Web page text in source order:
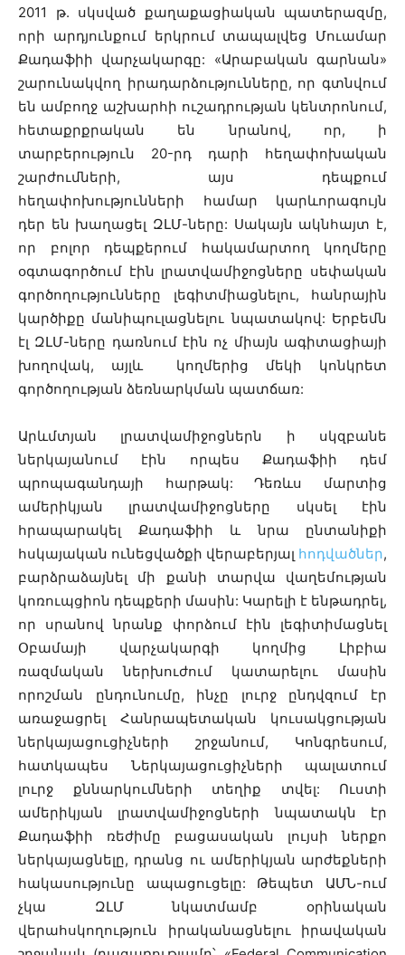
2011 թ. սկսված քաղաքացիական պատերազմը,
որի արդյունքում երկրում տապալվեց Մուամար
Քադաֆիի վարչակարգը: «Արաբական գարնան»
շարունակվող իրադարձությունները, որ գտնվում
են ամբողջ աշխարհի ուշադրության կենտրոնում,
հետաքրքրական են նրանով, որ, ի
տարբերություն 20-րդ դարի հեղափոխական
շարժումների, այս դեպքում
հեղափոխությունների համար կարևորագույն
դեր են խաղացել ԶԼՄ-ները: Սակայն ակնհայտ է,
որ բոլոր դեպքերում հակամարտող կողմերը
օգտագործում էին լրատվամիջոցները սեփական
գործողությունները լեգիտմիացնելու, հանրային
կարծիքը մանիպուլացնելու նպատակով: Երբեմն
էլ ԶԼՄ-ները դառնում էին ոչ միայն ագիտացիայի
խողովակ, այլև կողմերից մեկի կոնկրետ
գործողության ձեռնարկման պատճառ:
Արևմտյան լրատվամիջոցներն ի սկզբանե
ներկայանում էին որպես Քադաֆիի դեմ
պրոպագանդայի հարթակ: Դեռևս մարտից
ամերիկյան լրատվամիջոցները սկսել էին
հրապարակել Քադաֆիի և նրա ընտանիքի
հսկայական ունեցվածքի վերաբերյալ հոդվածներ,
բարձրաձայնել մի քանի տարվա վաղեմության
կոռուպցիոն դեպքերի մասին: Կարելի է ենթադրել,
որ սրանով նրանք փորձում էին լեգիտիմացնել
Օբամայի վարչակարգի կողմից Լիբիա
ռազմական ներխուժում կատարելու մասին
որոշման ընդունումը, ինչը լուրջ ընդվզում էր
առաջացրել Հանրապետական կուսակցության
ներկայացուցիչների շրջանում, Կոնգրեսում,
հատկապես Ներկայացուցիչների պալատում
լուրջ քննարկումների տեղիք տվել: Ուստի
ամերիկյան լրատվամիջոցների նպատակն էր
Քադաֆիի ռեժիմը բացասական լույսի ներքո
ներկայացնելը, դրանց ու ամերիկյան արժեքների
հակասությունը ապացուցելը: Թեպետ ԱՄՆ-ում
չկա ԶԼՄ նկատմամբ օրինական
վերահսկողություն իրականացնելու իրավական